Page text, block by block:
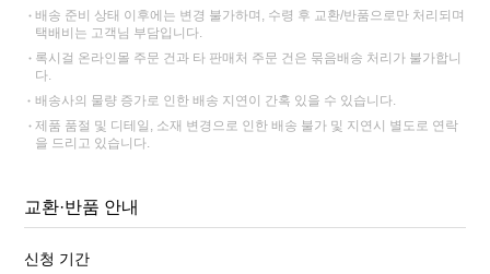
배송 준비 상태 이후에는 변경 불가하며, 수령 후 교환/반품으로만 처리되며
택배비는 고객님 부담입니다.
록시걸 온라인몰 주문 건과 타 판매처 주문 건은 묶음배송 처리가 불가합니
다.
배송사의 물량 증가로 인한 배송 지연이 간혹 있을 수 있습니다.
제품 품절 및 디테일, 소재 변경으로 인한 배송 불가 및 지연시 별도로 연락
을 드리고 있습니다.
교환·반품 안내
신청 기간